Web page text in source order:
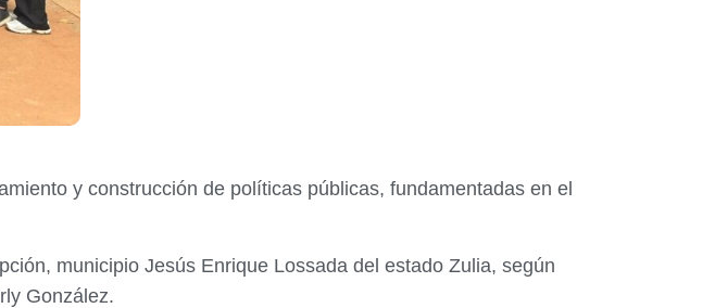
y construcción de políticas públicas, fundamentadas en el
municipio Jesús Enrique Lossada del estado Zulia, según
González.